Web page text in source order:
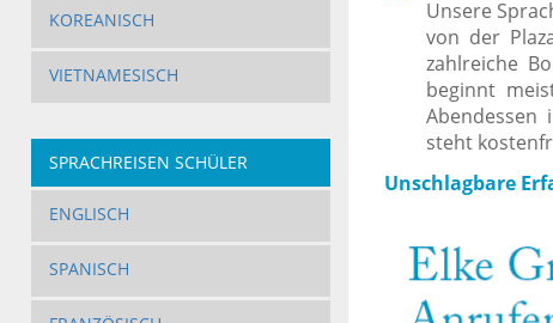
KOREANISCH
VIETNAMESISCH
SPRACHREISEN SCHÜLER
ENGLISCH
SPANISCH
Unsere
von der
zahlreiche
beginnt
Abendessen
steht
Unschlagbare